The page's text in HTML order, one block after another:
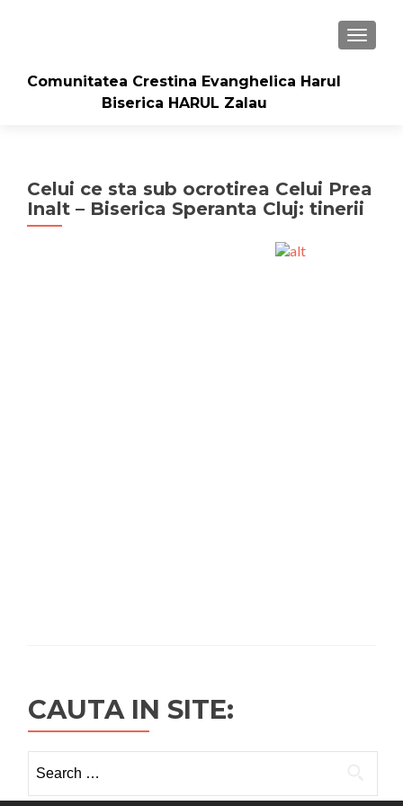
Comunitatea Crestina Evanghelica Harul
Biserica HARUL Zalau
Celui ce sta sub ocrotirea Celui Prea
Inalt – Biserica Speranta Cluj: tinerii
CAUTA IN SITE:
for: